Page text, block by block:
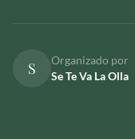
S
Organizado por
Se Te Va La Olla